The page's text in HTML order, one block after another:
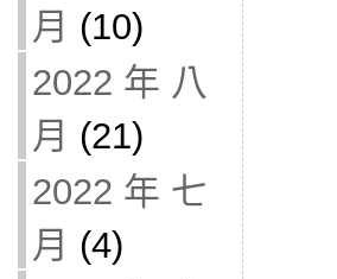
月 (10)
2022 年 八
月 (21)
2022 年 七
月 (4)